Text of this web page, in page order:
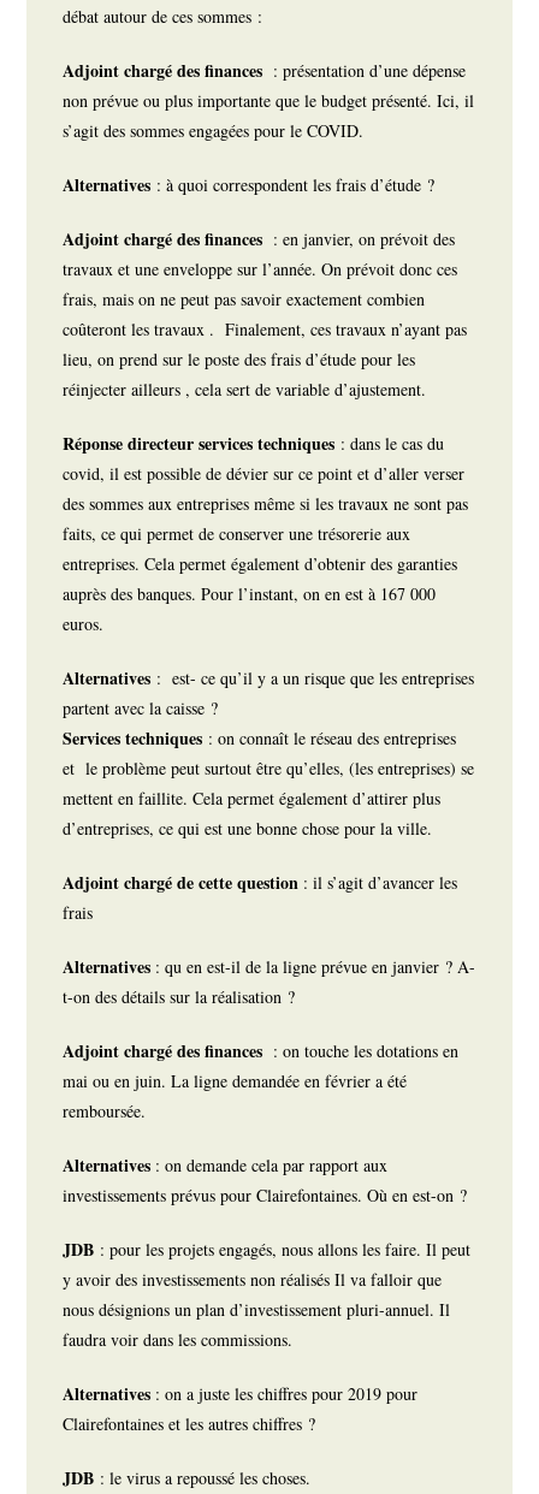
débat autour de ces sommes :
Adjoint chargé des finances : présentation d’une dépense
non prévue ou plus importante que le budget présenté. Ici, il
s’agit des sommes engagées pour le COVID.
Alternatives : à quoi correspondent les frais d’étude ?
Adjoint chargé des finances : en janvier, on prévoit des
travaux et une enveloppe sur l’année. On prévoit donc ces
frais, mais on ne peut pas savoir exactement combien
coûteront les travaux . Finalement, ces travaux n’ayant pas
lieu, on prend sur le poste des frais d’étude pour les
réinjecter ailleurs , cela sert de variable d’ajustement.
Réponse directeur services techniques : dans le cas du
covid, il est possible de dévier sur ce point et d’aller verser
des sommes aux entreprises même si les travaux ne sont pas
faits, ce qui permet de conserver une trésorerie aux
entreprises. Cela permet également d’obtenir des garanties
auprès des banques. Pour l’instant, on en est à 167 000
euros.
Alternatives : est- ce qu’il y a un risque que les entreprises
partent avec la caisse ?
Services techniques : on connaît le réseau des entreprises
et le problème peut surtout être qu’elles, (les entreprises) se
mettent en faillite. Cela permet également d’attirer plus
d’entreprises, ce qui est une bonne chose pour la ville.
Adjoint chargé de cette question : il s’agit d’avancer les
frais
Alternatives : qu en est-il de la ligne prévue en janvier ? A-
t-on des détails sur la réalisation ?
Adjoint chargé des finances : on touche les dotations en
mai ou en juin. La ligne demandée en février a été
remboursée.
Alternatives : on demande cela par rapport aux
investissements prévus pour Clairefontaines. Où en est-on ?
JDB : pour les projets engagés, nous allons les faire. Il peut
y avoir des investissements non réalisés Il va falloir que
nous désignions un plan d’investissement pluri-annuel. Il
faudra voir dans les commissions.
Alternatives : on a juste les chiffres pour 2019 pour
Clairefontaines et les autres chiffres ?
JDB : le virus a repoussé les choses.